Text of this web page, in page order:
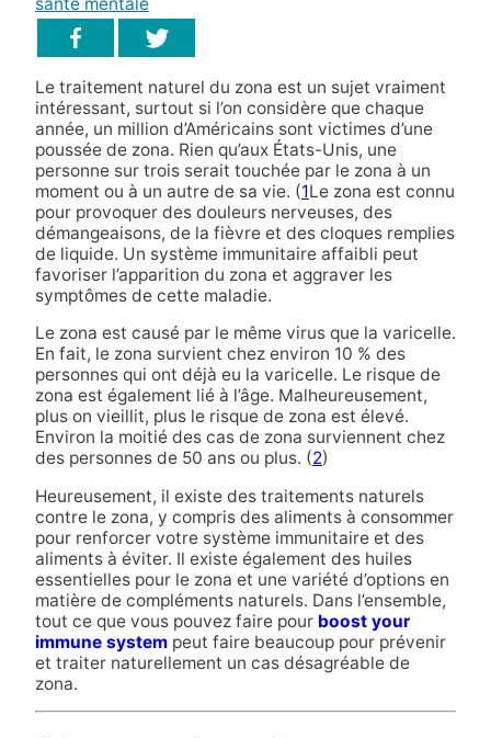
Le traitement naturel du zona est un sujet vraiment
intéressant, surtout si l’on considère que chaque
année, un million d’Américains sont victimes d’une
poussée de zona. Rien qu’aux États-Unis, une
personne sur trois serait touchée par le zona à un
moment ou à un autre de sa vie. (1Le zona est connu
pour provoquer des douleurs nerveuses, des
démangeaisons, de la fièvre et des cloques remplies
de liquide. Un système immunitaire affaibli peut
favoriser l’apparition du zona et aggraver les
symptômes de cette maladie.
Le zona est causé par le même virus que la varicelle.
En fait, le zona survient chez environ 10 % des
personnes qui ont déjà eu la varicelle. Le risque de
zona est également lié à l’âge. Malheureusement,
plus on vieillit, plus le risque de zona est élevé.
Environ la moitié des cas de zona surviennent chez
des personnes de 50 ans ou plus. (2)
Heureusement, il existe des traitements naturels
contre le zona, y compris des aliments à consommer
pour renforcer votre système immunitaire et des
aliments à éviter. Il existe également des huiles
essentielles pour le zona et une variété d’options en
matière de compléments naturels. Dans l’ensemble,
tout ce que vous pouvez faire pour boost your
immune systempeut faire beaucoup pour prévenir
et traiter naturellement un cas désagréable de
zona.